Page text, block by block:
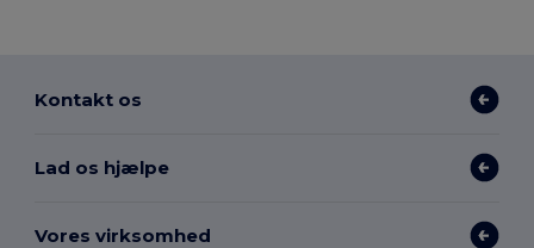
Kontakt os
Lad os hjælpe
Vores virksomhed